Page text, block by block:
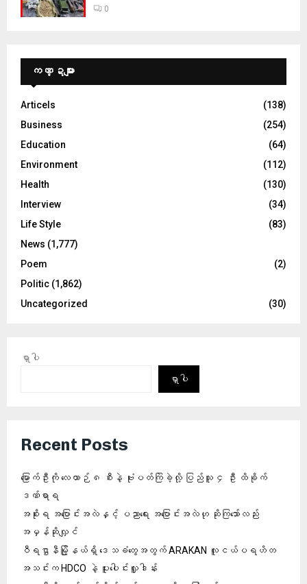
0
ကဏ္ဍများ
Articels
(138)
Business
(254)
Education
(64)
Environment
(112)
Health
(130)
Interview
(34)
Life Style
(83)
News (1,777)
Poem
(2)
Politic (1,862)
Uncategorized
(30)
ရှာပါ
ရှာပါ
Recent Posts
မြောက်ဦးကို လေယာဉ် ၈ စီးနဲ့ ဗုံးပတ်ကြဲခဲ့လို့ ပြည်သူ ၄ ဦး ထိခိုက်
ဒဏ်ရာရ
အစိုးရ အပြောင်းအလဲနှင့် ပညာရေး အပြောင်းအလဲဟု ဆိုကြသော်လည်း
အမှန်ဆိုလျှင်
ဝီရဌာနီမြို့နယ်ရှိ‌ ဒေသခံတွေအတွက် ARAKAN လူငယ်ပရဟိတ
အသင်းက HDCO နဲ့ ပူးပေါင်းလှူဒါန်း